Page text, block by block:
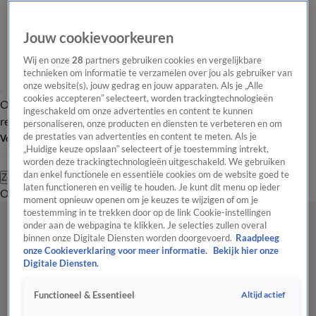
Overzicht Laatste nieuws Regionieuws Het beste van Hart
Tip de
redactie
Volg Hart van Nederland
Zoeken
OverzichtRegioUitzendingenWeerTip de redactiePanelVideo's
Jouw cookievoorkeuren
Wij en onze28 partners gebruiken cookies en vergelijkbare
technieken om informatie te verzamelen over jou als gebruiker van
onze website(s), jouw gedrag en jouw apparaten. Als je „Alle
cookies accepteren” selecteert, worden trackingtechnologieën
ingeschakeld om onze advertenties en content te kunnen
personaliseren, onze producten en diensten te verbeteren en om
de prestaties van advertenties en content te meten. Als je
„Huidige keuze opslaan” selecteert of je toestemming intrekt,
worden deze trackingtechnologieën uitgeschakeld. We gebruiken
dan enkel functionele en essentiële cookies om de website goed te
laten functioneren en veilig te houden. Je kunt dit menu op ieder
moment opnieuw openen om je keuzes te wijzigen of om je
toestemming in te trekken door op de link Cookie-instellingen
onder aan de webpagina te klikken. Je selecties zullen overal
binnen onze Digitale Diensten worden doorgevoerd. Raadpleeg
onze Cookieverklaring voor meer informatie.
Bekijk hier onze
Digitale Diensten.
Functioneel & Essentieel Altijd actief